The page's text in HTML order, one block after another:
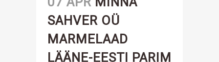
SAHVER OÜ
MARMELAAD
LÄÄNE-EESTI PARIM